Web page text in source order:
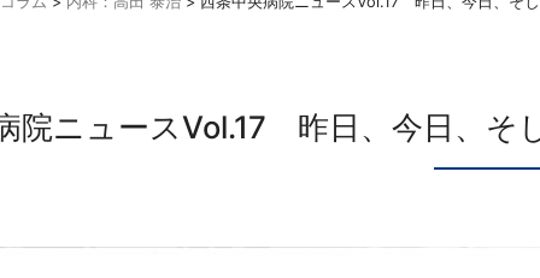
院ニュースVol.17 昨日、今日、